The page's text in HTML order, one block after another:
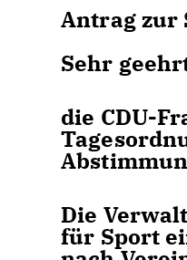
Antrag zur
Sehr
die CDU-
Die
für Sport